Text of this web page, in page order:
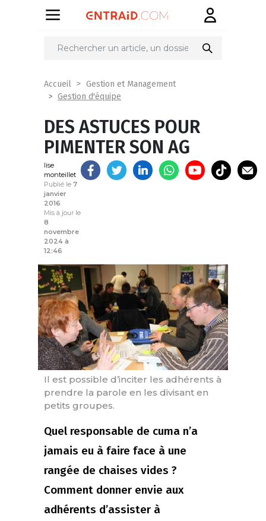
Partager
Accueil
Gestion et Management
Gestion d'équipe
DES ASTUCES POUR
PIMENTER SON AG
lise
monteillet
Publié le 7
janvier
2016
Mis à jour le
8
novembre
2024 à
12:46
Il est possible d’inciter les adhérents à
prendre la parole en les divisant en
petits groupes.
Quel responsable de cuma n’a
jamais eu à faire face à une
rangée de chaises vides ?
Comment donner envie aux
adhérents d’assister à